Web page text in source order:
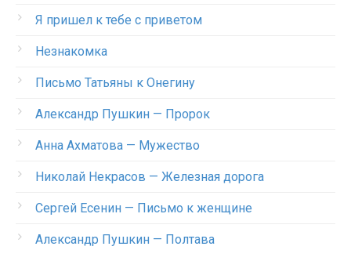
Я пришел к тебе с приветом
Незнакомка
Письмо Татьяны к Онегину
Александр Пушкин — Пророк
Анна Ахматова — Мужество
Николай Некрасов — Железная дорога
Сергей Есенин — Письмо к женщине
Александр Пушкин — Полтава